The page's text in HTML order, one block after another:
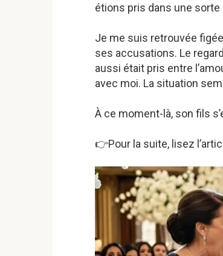
étions pris dans une
Je me suis retrouvée
ses accusations. Le
aussi était pris entre
avec moi. La situation
À ce moment-là, son fils
👉Pour la suite, lisez